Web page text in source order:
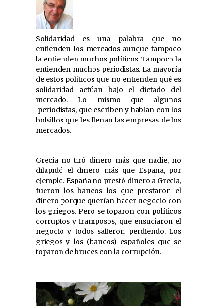
Solidaridad es una palabra que no
entienden los mercados aunque tampoco
la entienden muchos políticos. Tampoco la
entienden muchos periodistas. La mayoría
de estos políticos que no entienden qué es
solidaridad actúan bajo el dictado del
mercado. Lo mismo que algunos
periodistas, que escriben y hablan con los
bolsillos que les llenan las empresas de los
mercados.
Grecia no tiró dinero más que nadie, no
dilapidó el dinero más que España, por
ejemplo. España no prestó dinero a Grecia,
fueron los bancos los que prestaron el
dinero porque querían hacer negocio con
los griegos. Pero se toparon con políticos
corruptos y tramposos, que ensuciaron el
negocio y todos salieron perdiendo. Los
griegos y los (bancos) españoles que se
toparon de bruces con la corrupción.